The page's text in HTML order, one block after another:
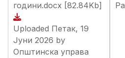
години.docx [82.84Kb]
Uploaded Петак, 19
Јуни 2026 by
Општинска управа